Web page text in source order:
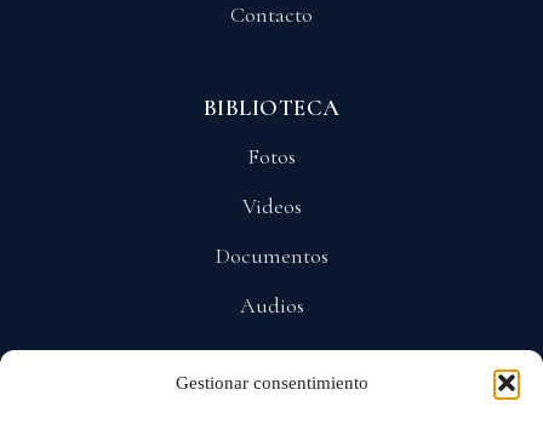
Gestionar consentimiento
Contacto
BIBLIOTECA
Fotos
Videos
Documentos
Audios